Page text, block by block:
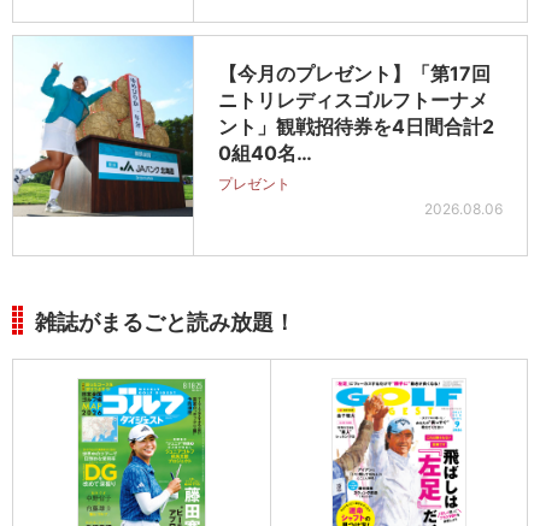
【今月のプレゼント】「第17回
ニトリレディスゴルフトーナメ
ント」観戦招待券を4日間合計2
0組40名…
プレゼント
2026.08.06
雑誌がまるごと読み放題！